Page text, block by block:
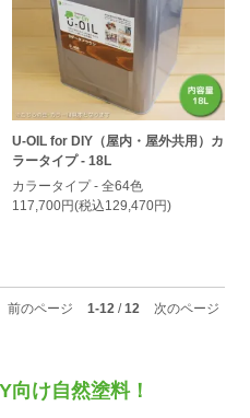
U-OIL for DIY（屋内・屋外共用）カ
ラータイプ - 18L
カラータイプ - 全64色
117,700円(税込129,470円)
前のページ 1-12/12 次のページ
向け自然塗料！